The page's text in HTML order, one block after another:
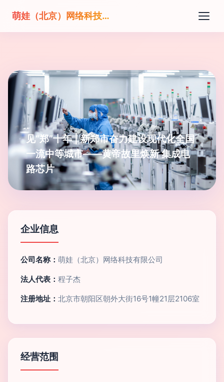
萌娃（北京）网络科技有限公司
见“郑”十年 | 新郑市奋力建设现代化全国
一流中等城市——黄帝故里焕新 集成电
路芯片
企业信息
公司名称： 萌娃（北京）网络科技有限公司
法人代表： 程子杰
注册地址： 北京市朝阳区朝外大街16号1幢21层2106室
经营范围